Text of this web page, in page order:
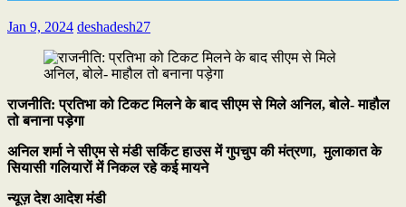
Jan 9, 2024 deshadesh27
राजनीति: प्रतिभा को टिकट मिलने के बाद सीएम से मिले अनिल, बोले- माहौल
तो बनाना पड़ेगा
अनिल शर्मा ने सीएम से मंडी सर्किट हाउस में गुपचुप की मंत्रणा, मुलाकात के
सियासी गलियारों में निकल रहे कई मायने
न्यूज़ देश आदेश मंडी